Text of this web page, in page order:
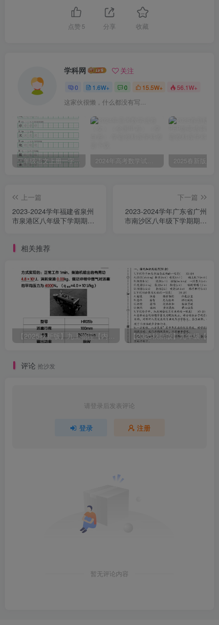
点赞 5 分享 收藏
学科网 关注
0 1.6W+ 0 15.5W+ 56.1W+
这家伙很懒，什么都没有写...
三年级语文上册一字三描红写字表字帖 2024年高考数学试卷（文）（全国甲卷）（空白卷）
上一篇
2023-2024学年福建省泉州
市泉港区八年级下学期期末
下一篇
2023-2024学年广东省广州
市南沙区八年级下学期期末
相关推荐
【2025秋新版】九上物理【内能】必刷易错题
评论 抢沙发
请登录后发表评论
登录 注册
暂无评论内容